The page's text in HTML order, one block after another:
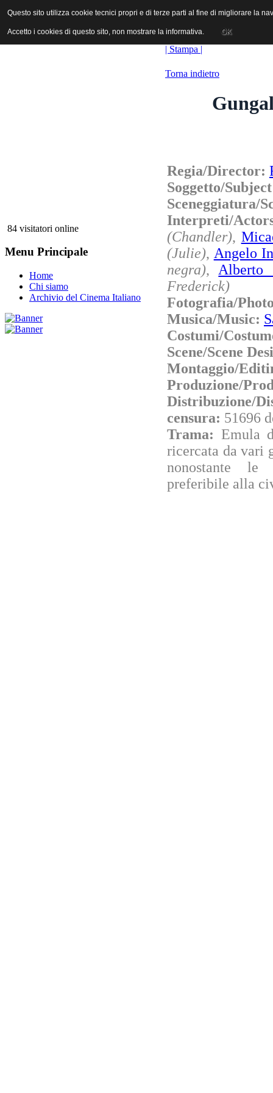
ANICA | Associazione Nazionale Industrie Cinematografiche
84 visitatori online
Menu Principale
Home
Chi siamo
Archivio del Cinema Italiano
| Stampa |
Torna indietro
Regia/Director:
Soggetto/
Sceneggiatura/
Interpreti/
(Chandler),
(Julie), Angelo
negra), Alberto
Frederick)
Fotografia/
Musica/Music:
Costumi/
Scene/Scene
Montaggio/
Produzione/
Distribuzione/
censura: 51696
Trama: Emula
ricercata da vari
nonostante le
preferibile alla
Questo sito utilizza cookie tecnici propri e di terze parti al fine di migliorare la
Accetto i cookies di questo sito, non mostrare la informativa. OK
Questo sito utilizza cookie tecnici propri e di terze parti al fine di migliorare la
Accetto i cookies di questo sito, non mostrare la informativa. OK